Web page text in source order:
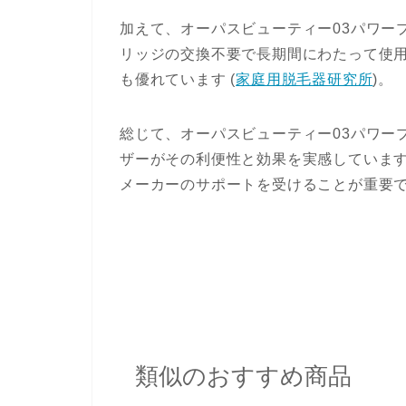
加えて、オーパスビューティー03パワー
リッジの交換不要で長期間にわたって使
も優れています​ (家庭用脱毛器研究所)​。
総じて、オーパスビューティー03パワー
ザーがその利便性と効果を実感していま
メーカーのサポートを受けることが重要
類似のおすすめ商品